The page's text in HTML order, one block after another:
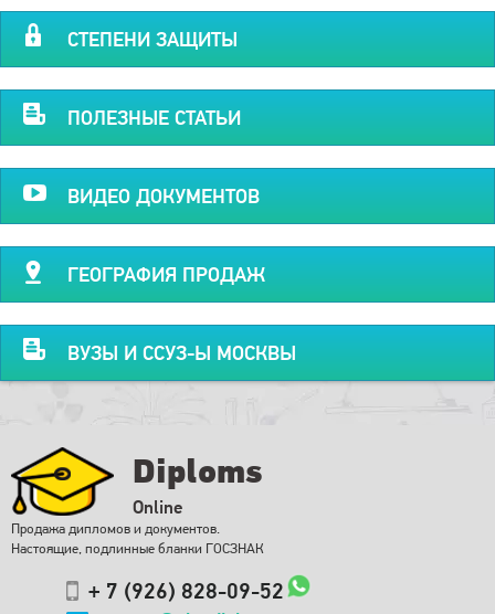
СТЕПЕНИ ЗАЩИТЫ
ПОЛЕЗНЫЕ СТАТЬИ
ВИДЕО ДОКУМЕНТОВ
ГЕОГРАФИЯ ПРОДАЖ
ВУЗЫ И ССУЗ-Ы МОСКВЫ
Diploms
Online
Продажа дипломов и документов.
Настоящие, подлинные бланки ГОСЗНАК
+ 7 (926) 828-09-52